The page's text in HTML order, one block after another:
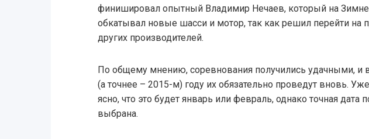
финишировал опытный Владимир Нечаев, который на
обкатывал новые шасси и мотор, так как решил перейти на
других производителей.
По общему мнению, соревнования получились удачными, и
(а точнее – 2015-м) году их обязательно проведут вновь.
ясно, что это будет январь или февраль, однако точная дата
выбрана.